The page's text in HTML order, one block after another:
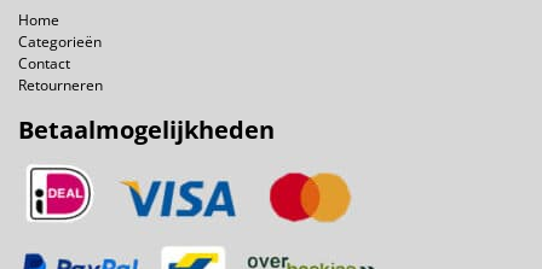
Home
Categorieën
Contact
Retourneren
Betaalmogelijkheden